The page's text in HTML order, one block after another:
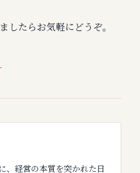
したらお気軽にどうぞ。
、経営の本質を突かれた日